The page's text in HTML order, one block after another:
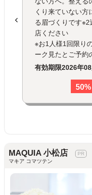
くり来ていない方
る眉づくりです
店ください
※お1人様1回限り
ーク見たとご予約
有効期限2026年
50%
MAQUIA 小松店
マキア コマツテン